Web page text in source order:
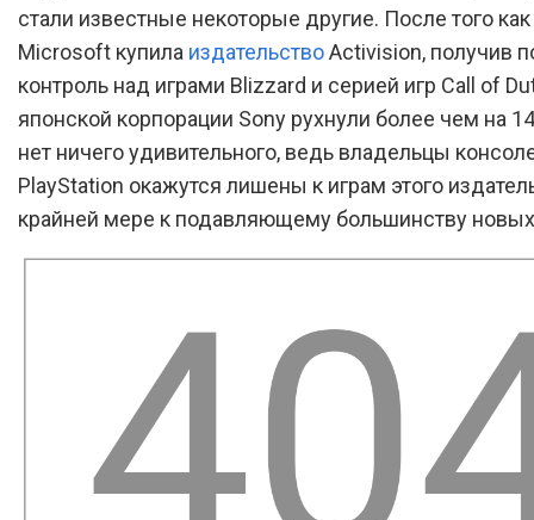
стали известные некоторые другие. После того
Microsoft купила издательствоActivision, получив
контроль над играми Blizzard и серией игр Call of
японской корпорации Sony рухнули более чем на
нет ничего удивительного, ведь владельцы
PlayStation окажутся лишены к играм этого
крайней мере к подавляющему большинству